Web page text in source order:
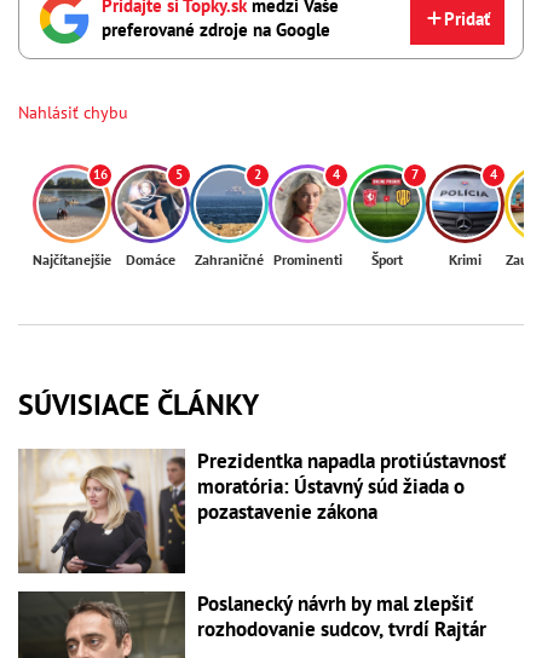
Pridajte si Topky.skmedzi Vaše
preferované zdroje na Google
Pridať
Nahlásiť chybu
16
Najčítanejšie
5
Domáce
2
Zahraničné
4
Prominenti
7
Šport
4
Krimi
SÚVISIACE ČLÁNKY
Prezidentka napadla protiústavnosť
moratória: Ústavný súd žiada o
pozastavenie zákona
Poslanecký návrh by mal zlepšiť
rozhodovanie sudcov, tvrdí Rajtár